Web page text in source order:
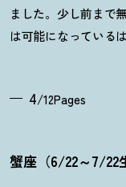
ました。少し前まで
は可能になっている
4/12Pages
蟹座（6/22～7/22